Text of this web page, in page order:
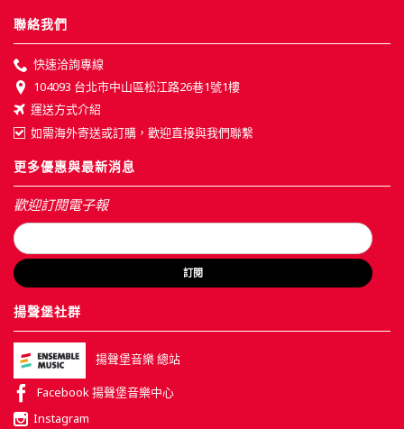
聯絡我們
快速洽詢專線
104093 台北市中山區松江路26巷1號1樓
運送方式介紹
如需海外寄送或訂購，歡迎直接與我們聯繫
更多優惠與最新消息
歡迎訂閱電子報
訂閱
揚聲堡社群
揚聲堡音樂 總站
Facebook 揚聲堡音樂中心
Instagram